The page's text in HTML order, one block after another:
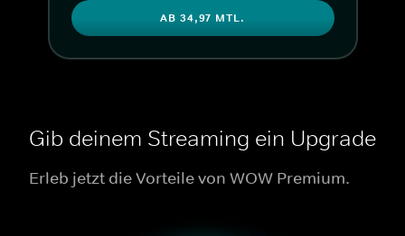
AB 34,97 MTL.
Gib deinem Streaming ein Upgrade
Erleb jetzt die Vorteile von WOW Premium.